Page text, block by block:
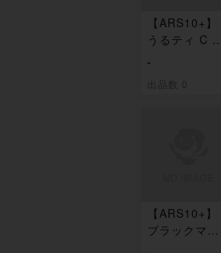
【ARS10+】
うるティ C ST
-
出品数 0
【ARS10+】
ブラックマリ